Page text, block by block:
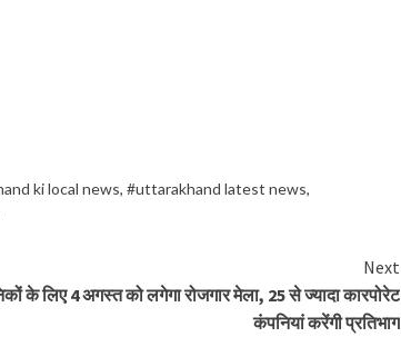
ki local news, #uttarakhand latest news,
Next
के लिए 4 अगस्त को लगेगा रोजगार मेला, 25 से ज्यादा कारपोरेट
कंपनियां करेंगी प्रतिभाग